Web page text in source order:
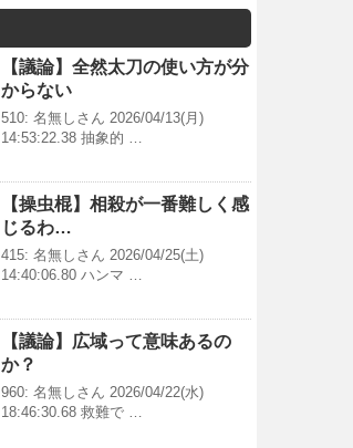
【議論】全然太刀の使い方が分
からない
510: 名無しさん 2026/04/13(月)
14:53:22.38 抽象的 …
【操虫棍】相殺が一番難しく感
じるわ…
415: 名無しさん 2026/04/25(土)
14:40:06.80 ハンマ …
【議論】広域って意味あるの
か？
960: 名無しさん 2026/04/22(水)
18:46:30.68 救難で …